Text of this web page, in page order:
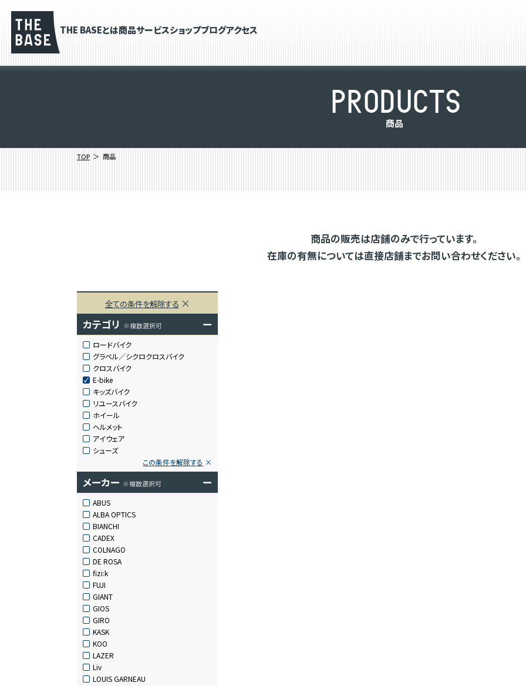
THE BASEとは商品サービスショップブログアクセス
PRODUCTS
商品
TOP 商品
商品の販売は店舗のみで行っています。
在庫の有無については直接店舗までお問い合わせください。
全ての条件を解除する
カテゴリ ※複数選択可 ー
ロードバイク
グラベル／シクロクロスバイク
クロスバイク
E-bike
キッズバイク
リユースバイク
ホイール
ヘルメット
アイウェア
シューズ
この条件を解除する
メーカー ※複数選択可 ー
ABUS
ALBA OPTICS
BIANCHI
CADEX
COLNAGO
DE ROSA
fizi:k
FUJI
GIANT
GIOS
GIRO
KASK
KOO
LAZER
Liv
LOUIS GARNEAU